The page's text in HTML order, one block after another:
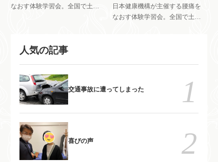
なおす体験学習会。全国で土曜
は会員限定で開催しています。
す。
日本健康機構が主催する腰痛を
なおす体験学習会。全国で土曜
テナンス方法を指導していま
す。
人気の記事
交通事故に遭ってしまった
喜びの声